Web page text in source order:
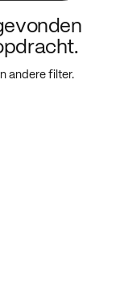
andere filter.